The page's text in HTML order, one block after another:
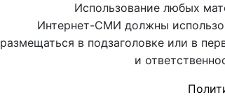
Использование любых
Интернет-СМИ должны
размещаться в подзаголовке или в
и